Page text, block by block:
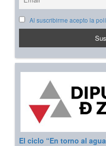
Al suscribirme acepto la
El ciclo “En torno al